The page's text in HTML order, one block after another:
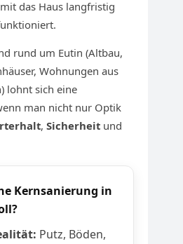
das Haus langfristig
rund um Eutin (Altbau,
Wohnungen aus
lohnt sich eine
man nicht nur Optik
, Sicherheit und
Kernsanierung in
Putz, Böden,